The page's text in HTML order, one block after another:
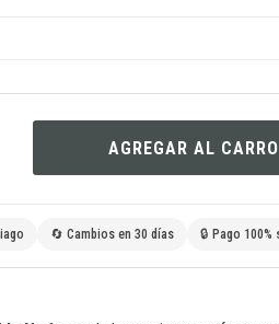
AGREGAR AL CARRO
🔄 Cambios en 30 días 🔒 Pago 100%